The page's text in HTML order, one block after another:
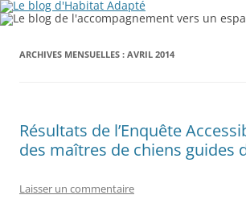
ARCHIVES MENSUELLES : AVRIL 2014
Résultats de l’Enquête
des maîtres de chiens guides
Laisser un commentaire